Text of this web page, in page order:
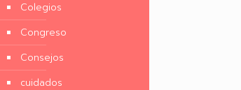
Colegios
Congreso
Consejos
cuidados